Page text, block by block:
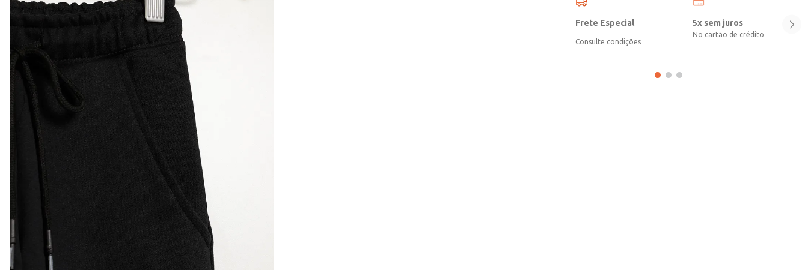
Frete Especial
Consulte condições
5x sem juros
No cartão de crédito